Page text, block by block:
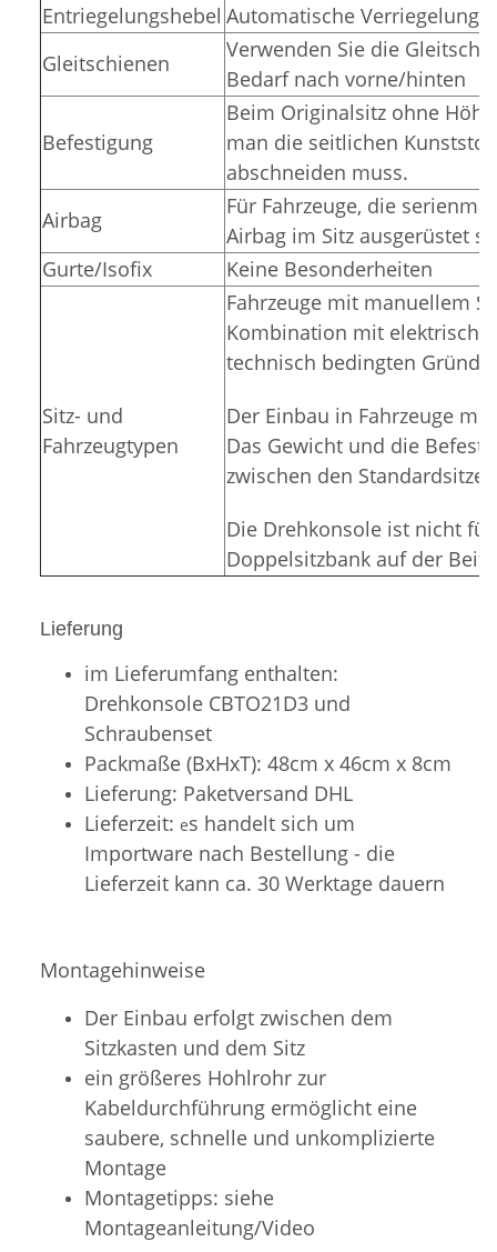
Entriegelungshebel Automatische Verriegelung
Gleitschienen
Verwenden Sie die
Bedarf nach vorne/hinten
Befestigung
Beim Originalsitz ohne
man die seitlichen
abschneiden muss.
Airbag
Für Fahrzeuge, die
Airbag im Sitz ausgerüstet
Gurte/Isofix
Keine Besonderheiten
Sitz- und
Fahrzeugtypen
Fahrzeuge mit manuellem
Kombination mit elektrisch
technisch bedingten
Der Einbau in Fahrzeuge
Das Gewicht und die
zwischen den
Die Drehkonsole ist nicht
Doppelsitzbank auf der
Lieferung
im Lieferumfang enthalten:
Drehkonsole CBTO21D3 und
Schraubenset
Packmaße (BxHxT): 48cm x 46cm x 8cm
Lieferung: Paketversand DHL
Lieferzeit: es handelt sich um
Importware nach Bestellung - die
Lieferzeit kann ca. 30 Werktage dauern
Montagehinweise
Der Einbau erfolgt zwischen dem
Sitzkasten und dem Sitz
ein größeres Hohlrohr zur
Kabeldurchführung ermöglicht eine
saubere, schnelle und unkomplizierte
Montage
Montagetipps: siehe
Montageanleitung/Video